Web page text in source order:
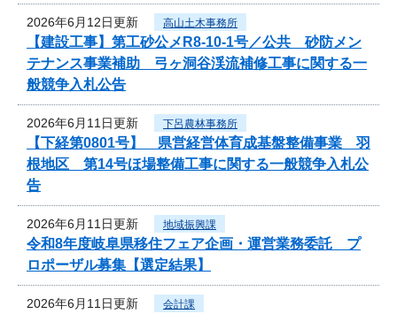
2026年6月12日更新 高山土木事務所
【建設工事】第工砂公メR8-10-1号／公共 砂防メン
テナンス事業補助 弓ヶ洞谷渓流補修工事に関する一
般競争入札公告
2026年6月11日更新 下呂農林事務所
【下経第0801号】 県営経営体育成基盤整備事業 羽
根地区 第14号ほ場整備工事に関する一般競争入札公
告
2026年6月11日更新 地域振興課
令和8年度岐阜県移住フェア企画・運営業務委託 プ
ロポーザル募集【選定結果】
2026年6月11日更新 会計課